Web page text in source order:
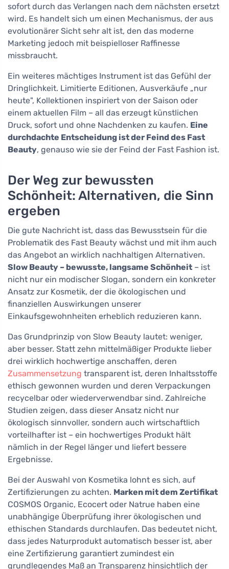
sofort durch das Verlangen nach dem nächsten ersetzt
wird. Es handelt sich um einen Mechanismus, der aus
evolutionärer Sicht sehr alt ist, den das moderne
Marketing jedoch mit beispielloser Raffinesse
missbraucht.
Ein weiteres mächtiges Instrument ist das Gefühl der
Dringlichkeit. Limitierte Editionen, Ausverkäufe „nur
heute", Kollektionen inspiriert von der Saison oder
einem aktuellen Film – all das erzeugt künstlichen
Druck, sofort und ohne Nachdenken zu kaufen. Eine
durchdachte Entscheidung ist der Feind des Fast
Beauty, genauso wie sie der Feind der Fast Fashion ist.
Der Weg zur bewussten
Schönheit: Alternativen, die Sinn
ergeben
Die gute Nachricht ist, dass das Bewusstsein für die
Problematik des Fast Beauty wächst und mit ihm auch
das Angebot an wirklich nachhaltigen Alternativen.
Slow Beauty – bewusste, langsame Schönheit – ist
nicht nur ein modischer Slogan, sondern ein konkreter
Ansatz zur Kosmetik, der die ökologischen und
finanziellen Auswirkungen unserer
Einkaufsgewohnheiten erheblich reduzieren kann.
Das Grundprinzip von Slow Beauty lautet: weniger,
aber besser. Statt zehn mittelmäßiger Produkte lieber
drei wirklich hochwertige anschaffen, deren
Zusammensetzung transparent ist, deren Inhaltsstoffe
ethisch gewonnen wurden und deren Verpackungen
recycelbar oder wiederverwendbar sind. Zahlreiche
Studien zeigen, dass dieser Ansatz nicht nur
ökologisch sinnvoller, sondern auch wirtschaftlich
vorteilhafter ist – ein hochwertiges Produkt hält
nämlich in der Regel länger und liefert bessere
Ergebnisse.
Bei der Auswahl von Kosmetika lohnt es sich, auf
Zertifizierungen zu achten. Marken mit dem Zertifikat
COSMOS Organic, Ecocert oder Natrue haben eine
unabhängige Überprüfung ihrer ökologischen und
ethischen Standards durchlaufen. Das bedeutet nicht,
dass jedes Naturprodukt automatisch besser ist, aber
eine Zertifizierung garantiert zumindest ein
grundlegendes Maß an Transparenz hinsichtlich der